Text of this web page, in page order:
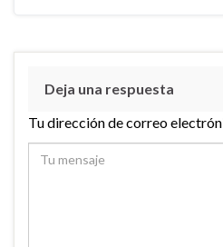
Deja una respuesta
Tu dirección de correo